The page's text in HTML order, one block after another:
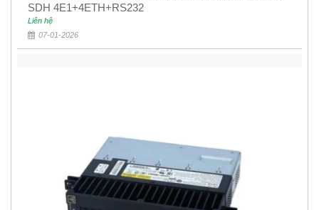
SDH 4E1+4ETH+RS232
Liên hệ
07-01-2026